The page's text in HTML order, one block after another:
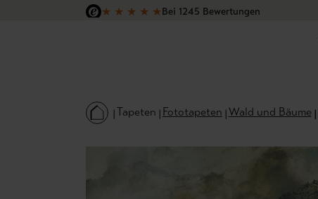
Hauptinhalt springen
Zur Suche springen
Zur Hauptnavigation springen
★ ★ ★ ★ ★Bei 1245 Bewertungen
Tapeten Fototapeten Wald und Bäume